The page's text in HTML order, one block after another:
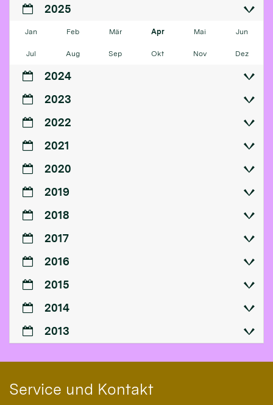
2025
Jan Feb Mär Apr Mai Jun
Jul Aug Sep Okt Nov Dez
2024
2023
2022
2021
2020
2019
2018
2017
2016
2015
2014
2013
Service und Kontakt